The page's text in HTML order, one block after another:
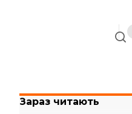
Зараз читають